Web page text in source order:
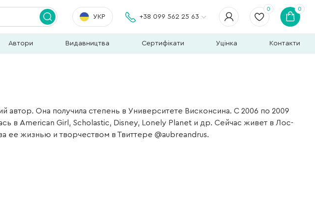
УКР +38 099 562 25 63
0 0
Автори Видавництва Сертифікати Уцінка Контакти
автор. Она получила степень в Университете Висконсина. С 2006 по 2009
в American Girl, Scholastic, Disney, Lonely Planet и др. Сейчас живет в Лос-
ее жизнью и творчеством в Твиттере @aubreandrus.